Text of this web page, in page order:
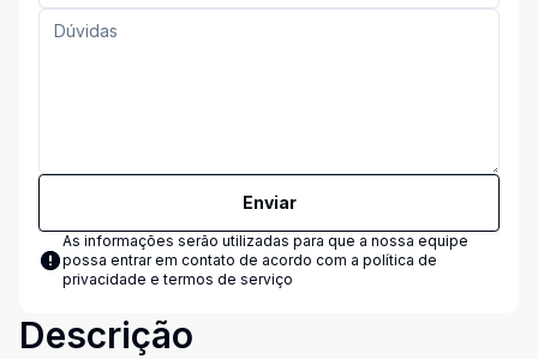
Enviar
As informações serão utilizadas para que a nossa equipe
possa entrar em contato de acordo com a política de
privacidade e termos de serviço
Descrição